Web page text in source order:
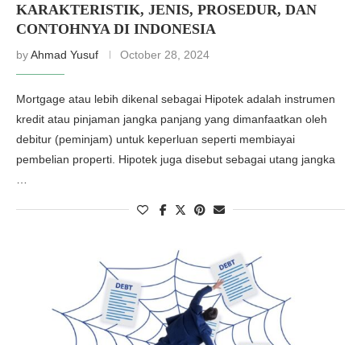
KARAKTERISTIK, JENIS, PROSEDUR, DAN
CONTOHNYA DI INDONESIA
byAhmad Yusuf October 28, 2024
Mortgage atau lebih dikenal sebagai Hipotek adalah instrumen
kredit atau pinjaman jangka panjang yang dimanfaatkan oleh
debitur (peminjam) untuk keperluan seperti membiayai
pembelian properti. Hipotek juga disebut sebagai utang jangka